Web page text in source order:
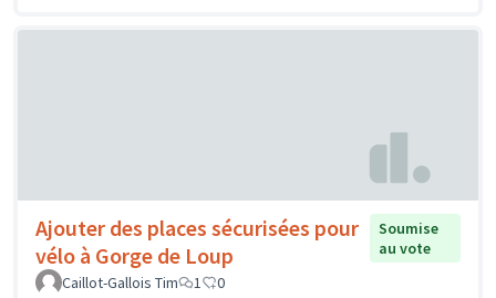
Ajouter des places sécurisées pour
vélo à Gorge de Loup
Soumise
au vote
Caillot-Gallois Tim
1 0